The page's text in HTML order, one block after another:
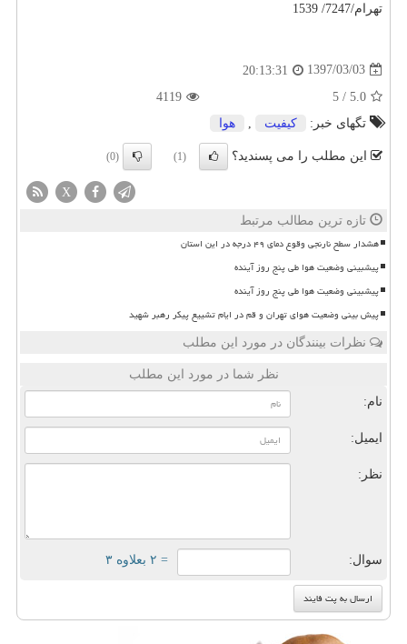
تهرام/7247/ 1539
1397/03/03
20:13:31
5.0
/
5
4119
تگهای خبر:
كیفیت هوا
این مطلب را می پسندید؟ (1)
(0)
X
تازه ترین مطالب مرتبط
هشدار سطح نارنجی وقوع دمای ۴۹ درجه در این استان
پیشبینی وضعیت هوا طی پنج روز آینده
پیشبینی وضعیت هوا طی پنج روز آینده
پیش بینی وضعیت هوای تهران و قم در ایام تشییع پیکر رهبر شهید
نظرات بینندگان در مورد این مطلب
نظر شما در مورد این مطلب
نام:
ایمیل:
نظر:
سوال: = ۲ بعلاوه ۳